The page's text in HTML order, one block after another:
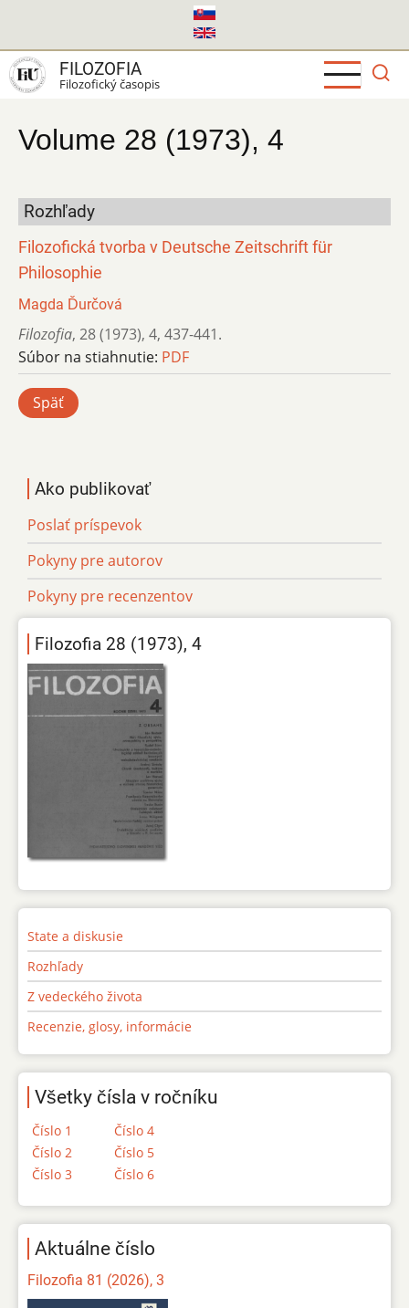
hlavný
obsah
FILOZOFIA
Filozofický časopis
Volume 28 (1973), 4
Rozhľady
Filozofická tvorba v Deutsche Zeitschrift für
Philosophie
Magda Ďurčová
Filozofia, 28 (1973), 4, 437-441.
Súbor na stiahnutie: PDF
Späť
Ako publikovať
Poslať príspevok
Pokyny pre autorov
Pokyny pre recenzentov
Filozofia 28 (1973), 4
State a diskusie
Rozhľady
Z vedeckého života
Recenzie, glosy, informácie
Všetky čísla v ročníku
Číslo 1
Číslo 2
Číslo 3
Číslo 4
Číslo 5
Číslo 6
Aktuálne číslo
Filozofia 81 (2026), 3